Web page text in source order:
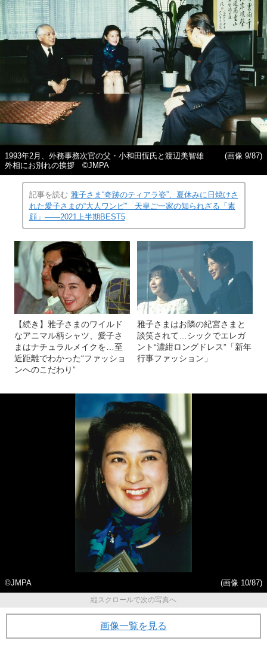
1993年2月、外務事務次官の父・小和田恆氏と渡辺美智雄
外相にお別れの挨拶 ©JMPA
(画像 9/87)
記事を読む 雅子さま“奇跡のティアラ姿”、夏休みに日焼けさ
れた愛子さまの“大人ワンピ” 天皇ご一家の知られざる「素
顔」――2021上半期BEST5
【続き】雅子さまのワイルド
なアニマル柄シャツ、愛子さ
まはナチュラルメイクを…至
近距離でわかった“ファッショ
ンへのこだわり”
雅子さまはお隣の紀宮さまと
談笑されて…シックでエレガ
ント“濃紺ロングドレス”「新年
行事ファッション」
©JMPA
(画像 10/87)
縦スクロールで次の写真へ
画像一覧を見る